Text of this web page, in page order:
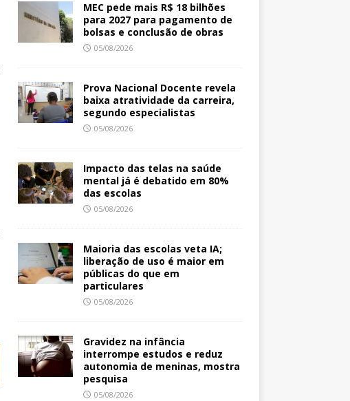
MEC pede mais R$ 18 bilhões
para 2027 para pagamento de
bolsas e conclusão de obras
05/08/2026
Prova Nacional Docente revela
baixa atratividade da carreira,
segundo especialistas
05/08/2026
Impacto das telas na saúde
mental já é debatido em 80%
das escolas
05/08/2026
Maioria das escolas veta IA;
liberação de uso é maior em
públicas do que em
particulares
05/08/2026
Gravidez na infância
interrompe estudos e reduz
autonomia de meninas, mostra
pesquisa
05/08/2026